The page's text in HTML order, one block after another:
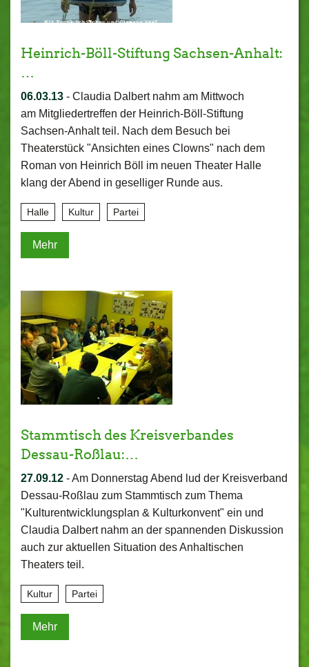
Heinrich-Böll-Stiftung Sachsen-Anhalt:
…
06.03.13 - Claudia Dalbert nahm am Mittwoch
am Mitgliedertreffen der Heinrich-Böll-Stiftung
Sachsen-Anhalt teil. Nach dem Besuch bei
Theaterstück "Ansichten eines Clowns" nach dem
Roman von Heinrich Böll im neuen Theater Halle
klang der Abend in geselliger Runde aus.
Halle Kultur Partei
Mehr
Stammtisch des Kreisverbandes
Dessau-Roßlau:…
27.09.12 -Am Donnerstag Abend lud der Kreisverband
Dessau-Roßlau zum Stammtisch zum Thema
"Kulturentwicklungsplan & Kulturkonvent" ein und
Claudia Dalbert nahm an der spannenden Diskussion
auch zur aktuellen Situation des Anhaltischen
Theaters teil.
Kultur Partei
Mehr